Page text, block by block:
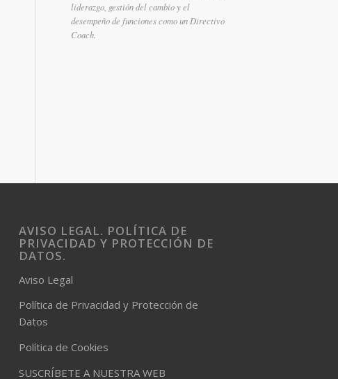
liderazgo, gestión del cambio y el
desempeño de funciones como un Directivo
Coach.
AVISO LEGAL. POLÍTICA DE
PRIVACIDAD Y PROTECCIÓN DE
DATOS.
Aviso Legal
Política de Privacidad y Protección de
Datos
Política de Cookies
SUSCRÍBETE A NUESTRA WEB